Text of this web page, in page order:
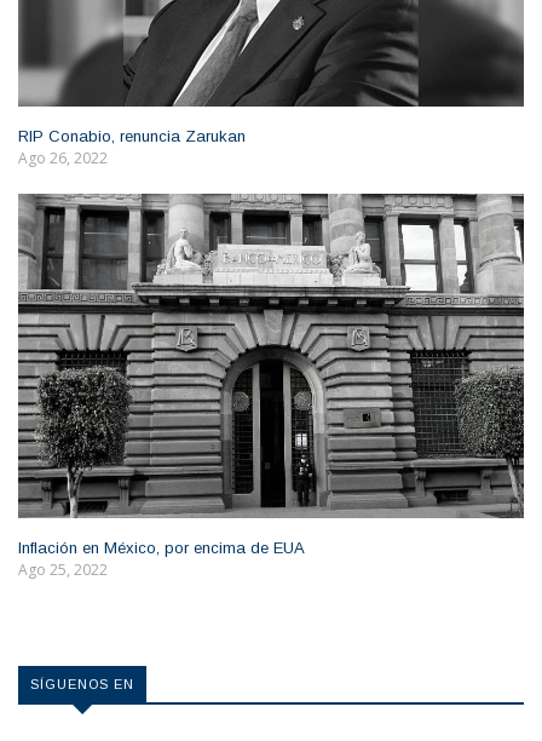
RIP Conabio, renuncia Zarukan
Ago 26, 2022
Inflación en México, por encima de EUA
Ago 25, 2022
SÍGUENOS EN